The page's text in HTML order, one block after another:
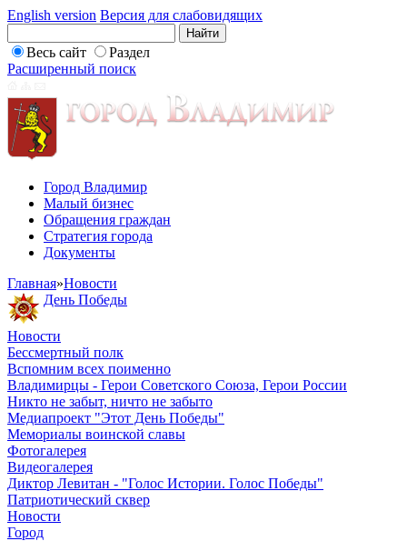
English version Версия для слабовидящих
Весь сайт
Раздел
Расширенный поиск
Город Владимир
Малый бизнес
Обращения граждан
Стратегия города
Документы
Главная»Новости
День Победы
Новости
Бессмертный полк
Вспомним всех поименно
Владимирцы - Герои Советского Союза, Герои России
Никто не забыт, ничто не забыто
Медиапроект "Этот День Победы"
Мемориалы воинской славы
Фотогалерея
Видеогалерея
Диктор Левитан - "Голос Истории. Голос Победы"
Патриотический сквер
Новости
Город